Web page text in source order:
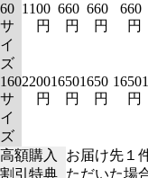
60
サ
イ
ズ
1100
円
660
円
660
円
660
円
160
サ
イ
ズ
2200
円
1650
円
1650
円
1650
円
高額購入
割引特典
お届け先１
ただいた場